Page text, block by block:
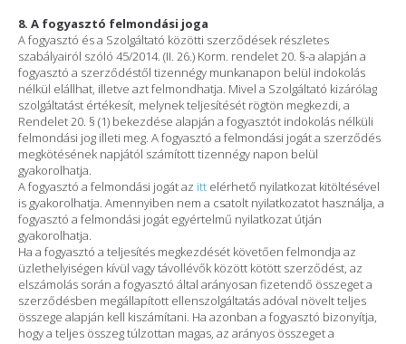
8. A fogyasztó felmondási joga
A fogyasztó és a Szolgáltató közötti szerződések részletes
szabályairól szóló 45/2014. (II. 26.) Korm. rendelet 20. §-a alapján a
fogyasztó a szerződéstől tizennégy munkanapon belül indokolás
nélkül elállhat, illetve azt felmondhatja. Mivel a Szolgáltató kizárólag
szolgáltatást értékesít, melynek teljesítését rögtön megkezdi, a
Rendelet 20. § (1) bekezdése alapján a fogyasztót indokolás nélküli
felmondási jog illeti meg. A fogyasztó a felmondási jogát a szerződés
megkötésének napjától számított tizennégy napon belül
gyakorolhatja.
A fogyasztó a felmondási jogát az itt elérhető nyilatkozat kitöltésével
is gyakorolhatja. Amennyiben nem a csatolt nyilatkozatot használja, a
fogyasztó a felmondási jogát egyértelmű nyilatkozat útján
gyakorolhatja.
Ha a fogyasztó a teljesítés megkezdését követően felmondja az
üzlethelyiségen kívül vagy távollévők között kötött szerződést, az
elszámolás során a fogyasztó által arányosan fizetendő összeget a
szerződésben megállapított ellenszolgáltatás adóval növelt teljes
összege alapján kell kiszámítani. Ha azonban a fogyasztó bizonyítja,
hogy a teljes összeg túlzottan magas, az arányos összeget a